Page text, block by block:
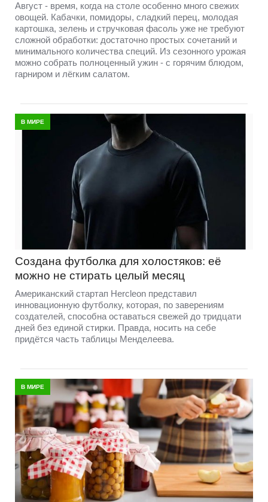
Август - время, когда на столе особенно много свежих
овощей. Кабачки, помидоры, сладкий перец, молодая
картошка, зелень и стручковая фасоль уже не требуют
сложной обработки: достаточно простых сочетаний и
минимального количества специй. Из сезонного урожая
можно собрать полноценный ужин - с горячим блюдом,
гарниром и лёгким салатом.
В МИРЕ
Создана футболка для холостяков: её
можно не стирать целый месяц
Американский стартап Hercleon представил
инновационную футболку, которая, по заверениям
создателей, способна оставаться свежей до тридцати
дней без единой стирки. Правда, носить на себе
придётся часть таблицы Менделеева.
В МИРЕ